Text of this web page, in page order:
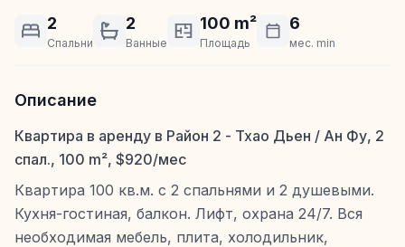
2
Спальни
2
Ванные
100 m²
Площадь
6
мес. min
Описание
Квартира в аренду в Район 2 - Тхао Дьен / Ан Фу, 2
спал., 100 m², $920/мес
Квартира 100 кв.м. с 2 спальнями и 2 душевыми.
Кухня-гостиная, балкон. Лифт, охрана 24/7. Вся
необходимая мебель, плита, холодильник,